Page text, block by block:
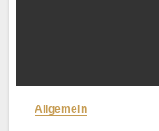
Allgemein